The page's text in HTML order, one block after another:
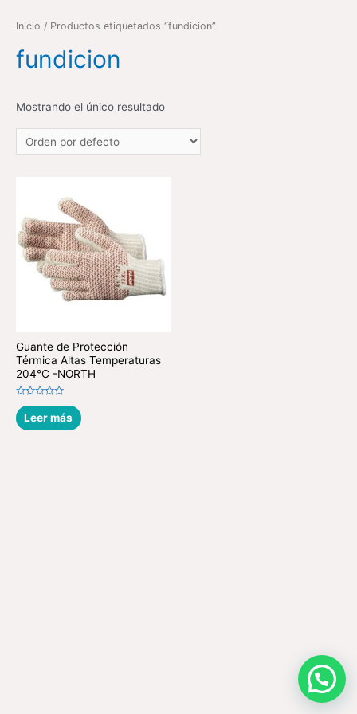
Inicio / Productos etiquetados “fundicion”
fundicion
Mostrando el único resultado
Guante de Protección
Térmica Altas Temperaturas
204°C -NORTH
Valorado
en
0
de
Leer más